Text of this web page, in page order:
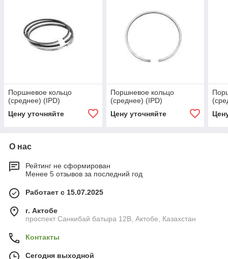
Поршневое кольцо
(среднее) (IPD)
Цену уточняйте
Поршневое кольцо
(среднее) (IPD)
Цену уточняйте
О нас
Рейтинг не сформирован
Менее 5 отзывов за последний год
Работает с 15.07.2025
г. Актобе
проспект Санкибай батыра 12В, Актобе, Казахстан
Контакты
Сегодня выходной